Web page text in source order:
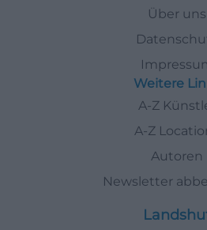
Über uns
Weitere
A-Z
A-Z
Autoren
Newsletter